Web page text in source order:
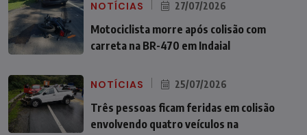
NOTÍCIAS 27/07/2026
Motociclista morre após colisão com
carreta na BR-470 em Indaial
NOTÍCIAS 25/07/2026
Três pessoas ficam feridas em colisão
envolvendo quatro veículos na